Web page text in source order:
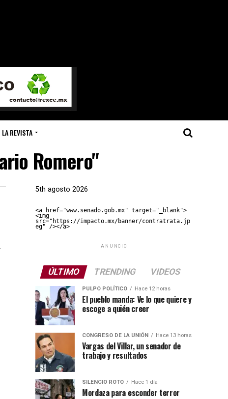
REVISTA
Romero"
5th agosto 2026
<a href="www.senado.gob.mx" target="_blank">
<img
src="https://impacto.mx/banner/contratrata.jp
eg" /></a>
ANUNCIO
ÚLTIMO TRENDING VIDEOS
PULPO POLÍTICO Hace 12 horas
El pueblo manda: Ve lo que quiere y
escoge a quién creer
CONGRESO DE LA UNIÓN Hace 13 horas
Vargas del Villar, un senador de
trabajo y resultados
SILENCIO ROTO Hace 1 día
Mordaza para esconder terror